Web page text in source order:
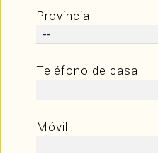
Provincia
Teléfono de casa
Móvil